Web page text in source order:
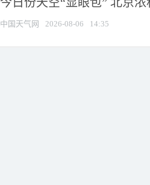
中国天气网 2026-08-06 14:35